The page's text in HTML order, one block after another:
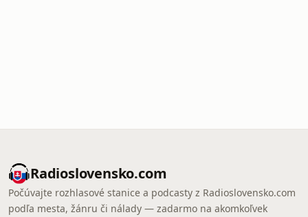
Radioslovensko.com
Počúvajte rozhlasové stanice a podcasty z Radioslovensko.com
podľa mesta, žánru či nálady — zadarmo na akomkoľvek